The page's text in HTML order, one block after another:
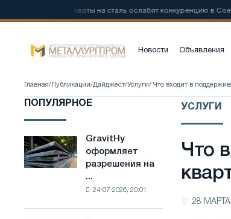
Новые квоты на сталь ослабят конкуренцию в
Новости Объявления
Главная/ Публикации/Дайджест/Услуги/ Что входит в
ПОПУЛЯРНОЕ
GravitHy
оформляет
разрешения
строительство
GravitHy
оформляет
разрешения на
...
24-07-2026, 20:01
УСЛУГИ
Что
28 МАРТА